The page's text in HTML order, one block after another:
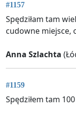
#1157
Spędziłam tam
cudowne miejsce,
Anna Szlachta
#1159
Spędziłem tam